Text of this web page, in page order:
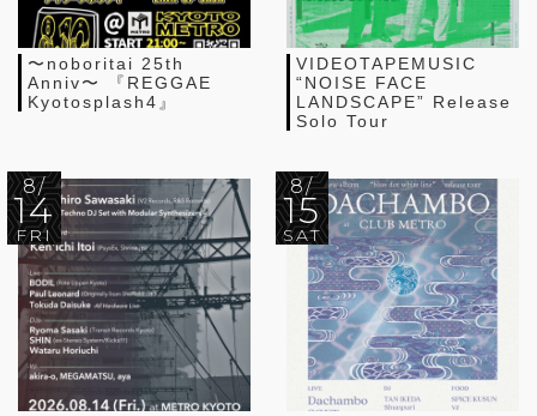
〜noboritai 25th
Anniv〜 『REGGAE
Kyotosplash4』
VIDEOTAPEMUSIC
“NOISE FACE
LANDSCAPE” Release
Solo Tour
8/
14
FRI
8/
15
SAT